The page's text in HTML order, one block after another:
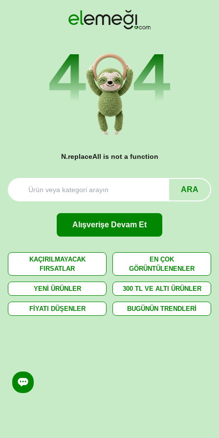
N.replaceAll is not a function
ARA
Alışverişe Devam Et
KAÇIRILMAYACAK
FIRSATLAR
EN ÇOK
GÖRÜNTÜLENENLER
YENİ ÜRÜNLER 300 TL VE ALTI ÜRÜNLER
FİYATI DÜŞENLER BUGÜNÜN TRENDLERİ